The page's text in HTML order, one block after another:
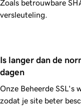
Zoals betrouwbare
versleuteling.
Is langer dan de
dagen
Onze Beheerde SSL's
zodat je site beter